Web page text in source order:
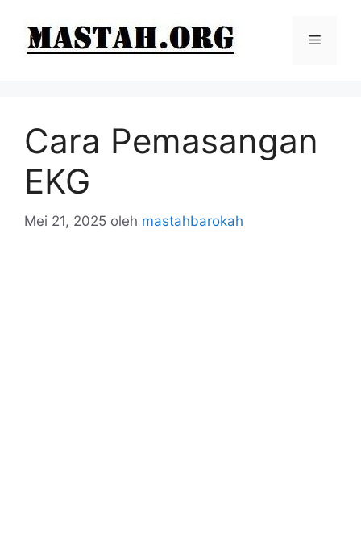
Menu
Cara Pemasangan
EKG
Mei 21, 2025 oleh mastahbarokah